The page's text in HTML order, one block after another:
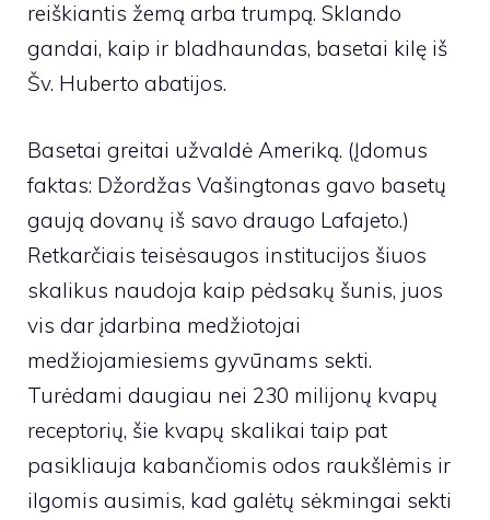
reiškiantis žemą arba trumpą. Sklando
gandai, kaip ir bladhaundas, basetai kilę iš
Šv. Huberto abatijos.
Basetai greitai užvaldė Ameriką. (Įdomus
faktas: Džordžas Vašingtonas gavo basetų
gaują dovanų iš savo draugo Lafajeto.)
Retkarčiais teisėsaugos institucijos šiuos
skalikus naudoja kaip pėdsakų šunis, juos
vis dar įdarbina medžiotojai
medžiojamiesiems gyvūnams sekti.
Turėdami daugiau nei 230 milijonų kvapų
receptorių, šie kvapų skalikai taip pat
pasikliauja kabančiomis odos raukšlėmis ir
ilgomis ausimis, kad galėtų sėkmingai sekti